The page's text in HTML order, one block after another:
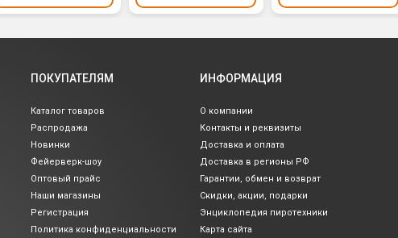
ПОКУПАТЕЛЯМ
Каталог товаров
Распродажа
Новинки
Фейерверк-шоу
Оптовый прайс
Наши магазины
Регистрация
Политика конфиденциальности
ИНФОРМАЦИЯ
О компании
Контакты и реквизиты
Доставка и оплата
Доставка в регионы РФ
Гарантии, обмен и возврат
Скидки, акции, подарки
Энциклопедия пиротехники
Карта сайта